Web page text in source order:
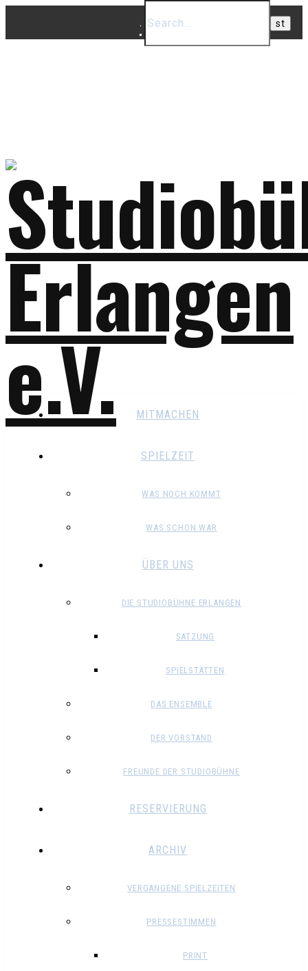
MITMACHEN
SPIELZEIT
WAS NOCH KOMMT
WAS SCHON WAR
ÜBER UNS
DIE STUDIOBÜHNE ERLANGEN
SATZUNG
SPIELSTÄTTEN
DAS ENSEMBLE
DER VORSTAND
FREUNDE DER STUDIOBÜHNE
RESERVIERUNG
ARCHIV
VERGANGENE SPIELZEITEN
PRESSESTIMMEN
PRINT